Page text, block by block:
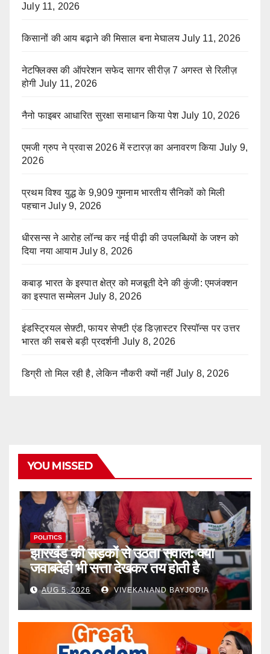
July 11, 2026
किसानों की आय बढ़ाने की मिसाल बना मेघालय July 11, 2026
नेटफ्लिक्स की ऑपरेशन सफेद सागर सीरीज़ 7 अगस्त से रिलीज़
होगी July 11, 2026
नैनो फाइबर आधारित सुरक्षा समाधान किया पेश July 10, 2026
एमजी ग्रुप ने प्रवास 2026 में स्टारज़ का अनावरण किया July 9,
2026
प्रथम विश्व युद्ध के 9,909 गुमनाम भारतीय सैनिकों को मिली
पहचान July 9, 2026
धीरसन्स ने आरोह लॉन्च कर नई पीढ़ी की उपलब्धियों के जश्न को
दिया नया आयाम July 8, 2026
कबाड़ भारत के इस्पात क्षेत्र को मजबूती देने की कुंजी: एमजंक्शन
का इस्पात सम्मेलन July 8, 2026
इंडस्ट्रियल सेफ़्टी, फायर सेफ्टी एंड डिज़ास्टर रिस्पॉन्स पर उत्तर
भारत की सबसे बड़ी प्रदर्शनी July 8, 2026
डिग्री तो मिल रही है, लेकिन नौकरी क्यों नहीं July 8, 2026
YOU MISSED
POLITICS
झारखंड की सड़कों से उठता सवाल: क्या
जवाबदेही भी सत्ता देखकर तय होती है
AUG 5, 2026 VIVEKANAND BAYJODIA